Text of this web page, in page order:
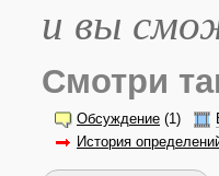
и вы
Смотри
Обсуждение (1)
История